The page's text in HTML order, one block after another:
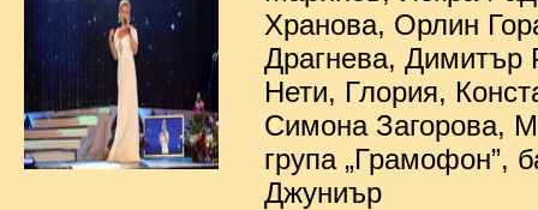
Хранова, Орлин
Драгнева, Димитър
Нети, Глория,
Симона Загорова,
група „Грамофон”,
Джуниър